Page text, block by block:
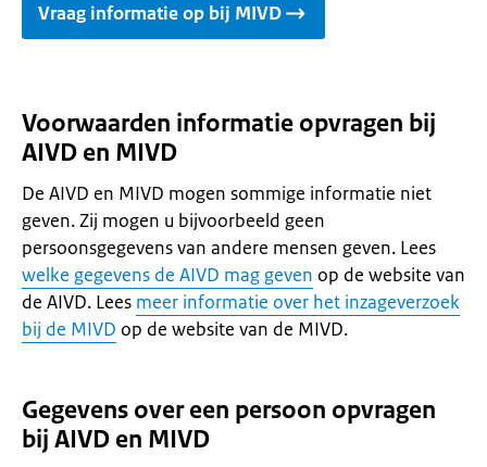
Vraag informatie op bij MIVD
Voorwaarden informatie opvragen bij
AIVD en MIVD
De AIVD en MIVD mogen sommige informatie niet
geven. Zij mogen u bijvoorbeeld geen
persoonsgegevens van andere mensen geven. Lees
welke gegevens de AIVD mag geven op de website van
de AIVD. Lees meer informatie over het inzageverzoek
bij de MIVD op de website van de MIVD.
Gegevens over een persoon opvragen
bij AIVD en MIVD